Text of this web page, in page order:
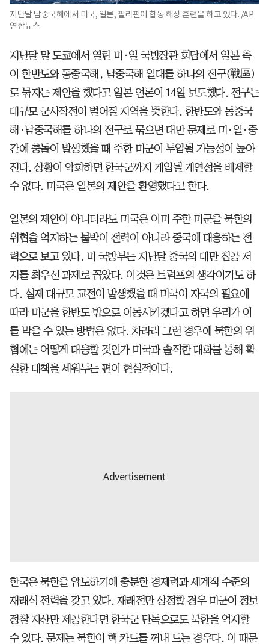
지난달 남중국해에서 미국, 일본, 필리핀이 합동 해상 훈련을 하고 있다. /AP
연합뉴스
지난달 말 도쿄에서 열린 미·일 국방장관 회담에서 일본 측
이 한반도와 동중국해, 남중국해 일대를 하나의 전구(戰區)
로 묶자는 제안을 했다고 일본 언론이 14일 보도했다. 전구는
대규모 군사작전이 벌어질 지역을 뜻한다. 한반도와 동중국
해·남중국해를 하나의 전구로 묶으면 대만 문제로 미·일·중
간에 충돌이 발생했을 때 주한 미군이 투입될 가능성이 높아
진다. 상황이 악화하면 한국군까지 개입될 개연성을 배제할
수 없다. 미국은 일본의 제안을 환영했다고 한다.
일본의 제안이 아니더라도 미국은 이미 주한 미군을 북한의
위협을 억지하는 붙박이 전력이 아니라 중국에 대응하는 전
력으로 보고 있다. 미 국방부는 지난달 중국의 대만 침공 저
지를 최우선 과제로 꼽았다. 이것은 트럼프의 생각이기도 하
다. 실제 대규모 교전이 발생했을 때 미국이 자국의 필요에
따라 미군을 한반도 밖으로 이동시키겠다고 하면 우리가 이
를 막을 수 있는 방법은 없다. 차라리 그런 경우에 북한의 위
협에는 어떻게 대응할 것인가 미국과 솔직한 대화를 통해 확
실한 대책을 세워두는 편이 현실적이다.
한국은 북한을 압도하기에 충분한 경제력과 세계적 수준의
재래식 전력을 갖고 있다. 재래전만 상정할 경우 미군이 정보
정찰 자산만 제공한다면 한국군 단독으로도 북한을 억지할
수 있다. 문제는 북한이 핵 카드를 꺼내 드는 경우다. 이 때문